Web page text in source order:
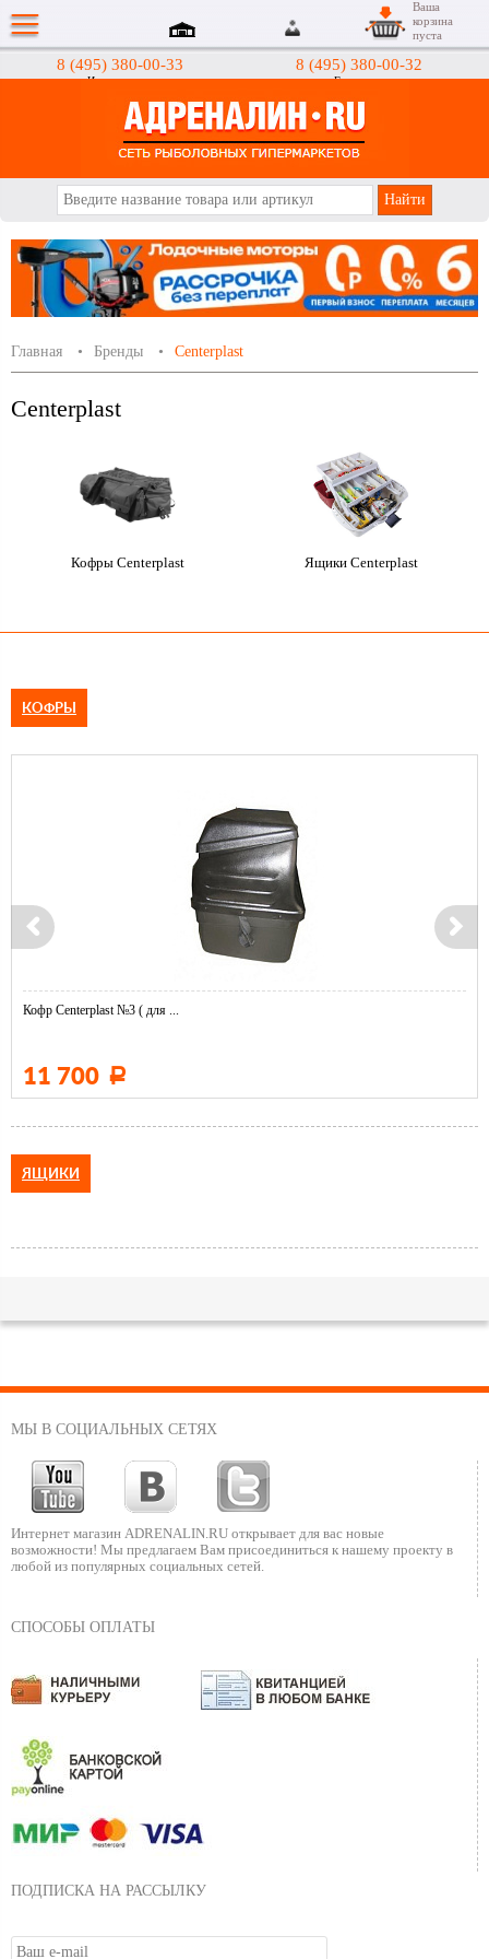
8 (495) 380-00-33
Интернет-магазин
8 (495) 380-00-32
Гипермаркеты
Ваша
корзина
пуста
Главная Бренды Centerplast
Centerplast
Кофры Centerplast Ящики Centerplast
КОФРЫ
Кофр Centerplast №3 ( для ...
11 700 Р
ЯЩИКИ
МЫ В СОЦИАЛЬНЫХ СЕТЯХ
Интернет магазин ADRENALIN.RU открывает для вас новые
возможности! Мы предлагаем Вам присоединиться к нашему проекту в
любой из популярных социальных сетей.
СПОСОБЫ ОПЛАТЫ
ПОДПИСКА НА РАССЫЛКУ